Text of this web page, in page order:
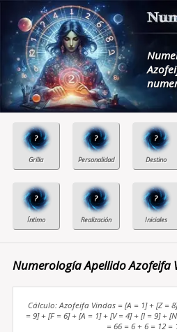
? ? ?
? ? ?
Numerología Apellido Azofeifa
Cálculo: Azofeifa Vindas = [A = 1] + [Z =
= 9] + [F = 6] + [A = 1] + [V = 4] + [I = 9] +
= 66 = 6 + 6 = 12 =